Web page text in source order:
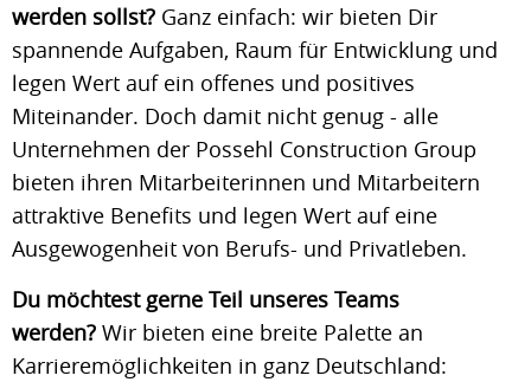
werden sollst? Ganz einfach: wir bieten Dir
spannende Aufgaben, Raum für Entwicklung und
legen Wert auf ein offenes und positives
Miteinander. Doch damit nicht genug - alle
Unternehmen der Possehl Construction Group
bieten ihren Mitarbeiterinnen und Mitarbeitern
attraktive Benefits und legen Wert auf eine
Ausgewogenheit von Berufs- und Privatleben.
Du möchtest gerne Teil unseres Teams
werden? Wir bieten eine breite Palette an
Karrieremöglichkeiten in ganz Deutschland: